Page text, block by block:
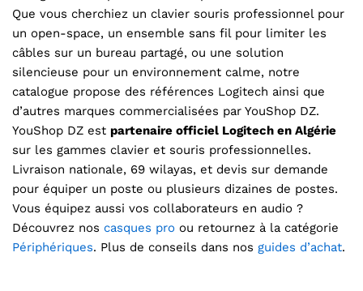
Que vous cherchiez un clavier souris professionnel pour
un open-space, un ensemble sans fil pour limiter les
câbles sur un bureau partagé, ou une solution
silencieuse pour un environnement calme, notre
catalogue propose des références Logitech ainsi que
d’autres marques commercialisées par YouShop DZ.
YouShop DZ est partenaire officiel Logitech en Algérie
sur les gammes clavier et souris professionnelles.
Livraison nationale, 69 wilayas, et devis sur demande
pour équiper un poste ou plusieurs dizaines de postes.
Vous équipez aussi vos collaborateurs en audio ?
Découvrez nos casques pro ou retournez à la catégorie
Périphériques. Plus de conseils dans nos guides d’achat.